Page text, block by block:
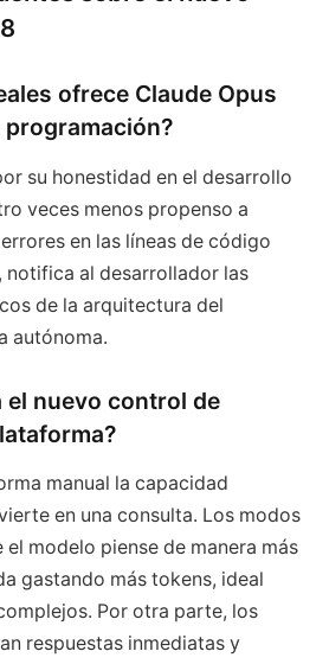
ofrece Claude Opus
su honestidad en el desarrollo
veces menos propenso a
en las líneas de código
notifica al desarrollador las
de la arquitectura del
autónoma.
el nuevo control de
manual la capacidad
en una consulta. Los modos
el modelo piense de manera más
gastando más tokens, ideal
Por otra parte, los
respuestas inmediatas y